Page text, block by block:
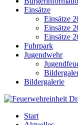
Einsätze
Einsätze
Einsätze
Einsätze
Fuhrpark
Jugendwehr
Bildergalerie
Start